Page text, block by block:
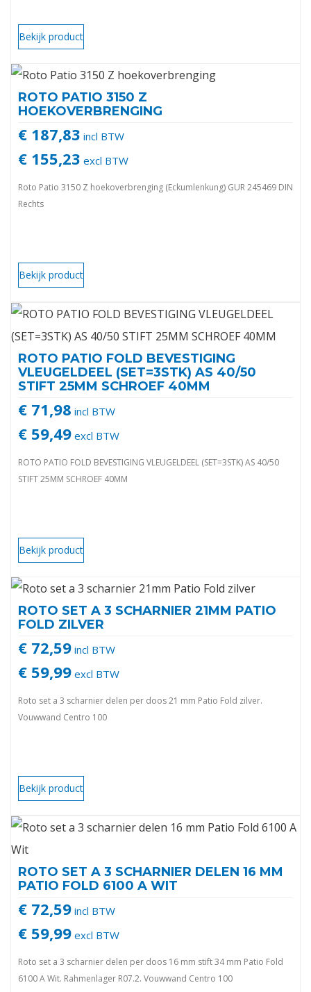
Bekijk product
ROTO PATIO 3150 Z
HOEKOVERBRENGING
€ 187,83 incl BTW
€ 155,23 excl BTW
Roto Patio 3150 Z hoekoverbrenging (Eckumlenkung) GUR 245469 DIN
Rechts
Bekijk product
ROTO PATIO FOLD BEVESTIGING
VLEUGELDEEL (SET=3STK) AS 40/50
STIFT 25MM SCHROEF 40MM
€ 71,98 incl BTW
€ 59,49 excl BTW
ROTO PATIO FOLD BEVESTIGING VLEUGELDEEL (SET=3STK) AS 40/50
STIFT 25MM SCHROEF 40MM
Bekijk product
ROTO SET A 3 SCHARNIER 21MM PATIO
FOLD ZILVER
€ 72,59 incl BTW
€ 59,99 excl BTW
Roto set a 3 scharnier delen per doos 21 mm Patio Fold zilver.
Vouwwand Centro 100
Bekijk product
ROTO SET A 3 SCHARNIER DELEN 16 MM
PATIO FOLD 6100 A WIT
€ 72,59 incl BTW
€ 59,99 excl BTW
Roto set a 3 scharnier delen per doos 16 mm stift 34 mm Patio Fold
6100 A Wit. Rahmenlager R07.2. Vouwwand Centro 100